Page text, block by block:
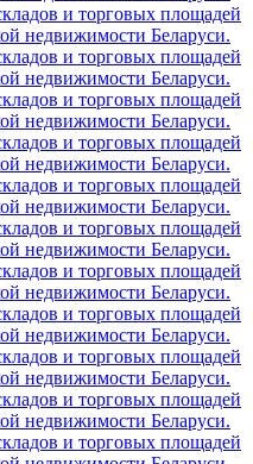
и торговых площадей
недвижимости Беларуси.
и торговых площадей
недвижимости Беларуси.
и торговых площадей
недвижимости Беларуси.
и торговых площадей
недвижимости Беларуси.
и торговых площадей
недвижимости Беларуси.
и торговых площадей
недвижимости Беларуси.
и торговых площадей
недвижимости Беларуси.
и торговых площадей
недвижимости Беларуси.
и торговых площадей
недвижимости Беларуси.
и торговых площадей
недвижимости Беларуси.
и торговых площадей